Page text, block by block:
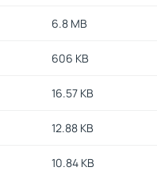
6.8 MB
606 KB
16.57 KB
12.88 KB
10.84 KB